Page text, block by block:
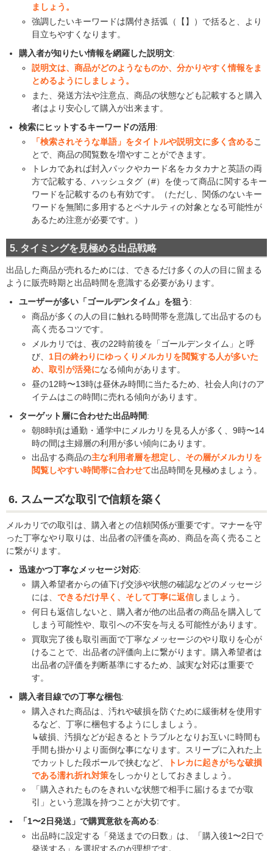
ましょう。
強調したいキーワードは隅付き括弧（【】）で括ると、より
目立ちやすくなります。
購入者が知りたい情報を網羅した説明文:
説明文は、商品がどのようなものか、分かりやすく情報をま
とめるようにしましょう。
また、発送方法や注意点、商品の状態なども記載すると購入
者はより安心して購入が出来ます。
検索にヒットするキーワードの活用:
「検索されそうな単語」をタイトルや説明文に多く含めるこ
とで、商品の閲覧数を増やすことができます。
トレカであれば封入パックやカード名をカタカナと英語の両
方で記載する、ハッシュタグ（#）を使って商品に関するキー
ワードを記載するのも有効です。（ただし、関係のないキー
ワードを無闇に多用するとペナルティの対象となる可能性が
あるため注意が必要です。）
5. タイミングを見極める出品戦略
出品した商品が売れるためには、できるだけ多くの人の目に留まる
ように販売時期と出品時間を意識する必要があります。
ユーザーが多い「ゴールデンタイム」を狙う :
商品が多くの人の目に触れる時間帯を意識して出品するのも
高く売るコツです。
メルカリでは、夜の22時前後を「ゴールデンタイム」と呼
び、 1日の終わりにゆっくりメルカリを閲覧する人が多いた
め、取引が活発になる傾向があります。
昼の12時〜13時は昼休み時間に当たるため、社会人向けのア
イテムはこの時間に売れる傾向があります。
ターゲット層に合わせた出品時間:
朝8時頃は通勤・通学中にメルカリを見る人が多く、9時〜14
時の間は主婦層の利用が多い傾向にあります。
出品する商品の主な利用者層を想定し、その層がメルカリを
閲覧しやすい時間帯に合わせて出品時間を見極めましょう。
6. スムーズな取引で信頼を築く
メルカリでの取引は、購入者との信頼関係が重要です。マナーを守
った丁寧なやり取りは、出品者の評価を高め、商品を高く売ること
に繋がります。
迅速かつ丁寧なメッセージ対応:
購入希望者からの値下げ交渉や状態の確認などのメッセージ
には、 できるだけ早く、そして丁寧に返信しましょう。
何日も返信しないと、購入者が他の出品者の商品を購入して
しまう可能性や、取引への不安を与える可能性があります。
買取完了後も取引画面で丁寧なメッセージのやり取りを心が
けることで、出品者の評価向上に繋がります。購入希望者は
出品者の評価を判断基準にするため、誠実な対応は重要で
す。
購入者目線での丁寧な梱包:
購入された商品は、汚れや破損を防ぐために緩衝材を使用す
るなど、丁寧に梱包するようにしましょう。
↳破損、汚損などが起きるとトラブルとなりお互いに時間も
手間も掛かりより面倒な事になります。スリーブに入れた上
でカットした段ボールで挟むなど、
トレカに起きがちな破損
である濡れ折れ対策をしっかりとしておきましょう。
「購入されたものをきれいな状態で相手に届けるまでが取
引」という意識を持つことが大切です。
「1〜2日発送」で購買意欲を高める:
出品時に設定する「発送までの日数」は、「購入後1〜2日で
発送する」を選択するのが理想です。